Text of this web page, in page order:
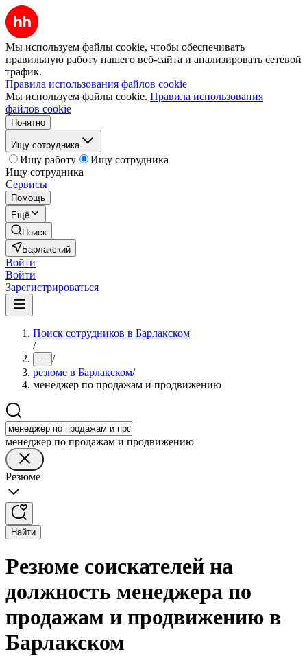
Мы используем файлы cookie, чтобы обеспечивать
правильную работу нашего веб-сайта и анализировать сетевой
трафик.
Правила использования файлов cookie
Мы используем файлы cookie. Правила использования
файлов cookie
Понятно
Ищу сотрудника
Ищу работу
Ищу сотрудника
Ищу сотрудника
Сервисы
Помощь
Ещё
Поиск
Барлакский
Войти
Войти
Зарегистрироваться
Поиск сотрудников в Барлакском
/
... /
резюме в Барлакском/
менеджер по продажам и продвижению
менеджер по продажам и продвижению
Резюме
Найти
Резюме соискателей на
должность менеджера по
продажам и продвижению в
Барлакском